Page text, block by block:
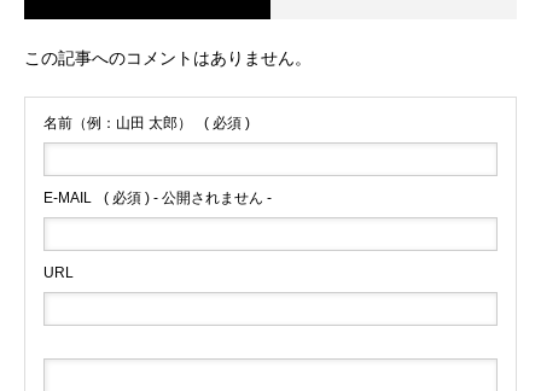
この記事へのコメントはありません。
名前（例：山田 太郎） ( 必須 )
E-MAIL ( 必須 ) - 公開されません -
URL